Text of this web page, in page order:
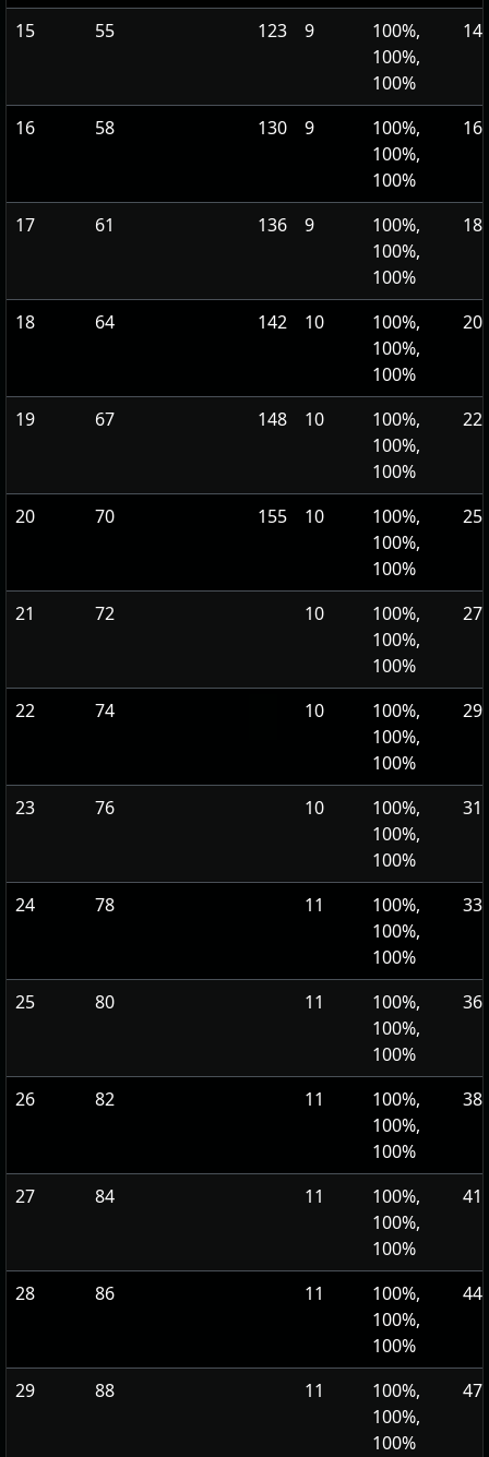
15 55 123 9
100%,
100%,
100%
16 58 130 9
100%,
100%,
100%
17 61 136 9
100%,
100%,
100%
18 64 142 10
100%,
100%,
100%
19 67 148 10
100%,
100%,
100%
20 70 155 10
100%,
100%,
100%
21 72 10
100%,
100%,
100%
22 74 10
100%,
100%,
100%
23 76 10
100%,
100%,
100%
24 78 11
100%,
100%,
100%
25 80 11
100%,
100%,
100%
26 82 11
100%,
100%,
100%
27 84 11
100%,
100%,
100%
28 86 11
100%,
100%,
100%
29 88 11
100%,
100%,
100%